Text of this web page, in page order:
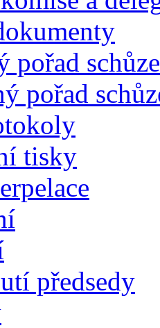
pořad schůze
pořad
tisky
předsedy